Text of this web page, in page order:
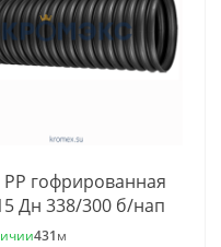
РР гофрированная
Дн 338/300 б/нап
подъемная
431м